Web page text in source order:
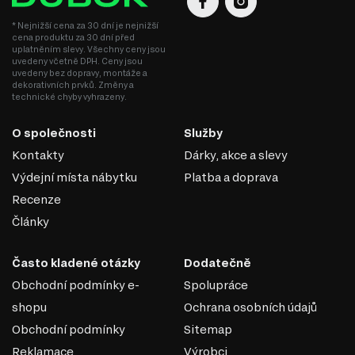
MODERNÍ STYL
Moderní styl nábytku přináší do vašeho interiéru svěží a
nadčasový vzhled, který okouzlí každého návštěvníka.
Tento filtr vám pomůže najít kousky, které jsou nejen
esteticky přitažlivé, ale také funkční a praktické. Zde jsou
hlavní výhody moderního stylu:
a jednoduchými tvary, což přispívá k elegantnímu a vzdušnému
Univerzálnost. Moderní kousky snadno kombinujete s různými
dekoracemi a styly, což vám umožní vytvořit harmonický interiér.
Funkčnost. Moderní nábytek často nabízí inovativní řešení a
multifunkční prvky, které šetří místo a zvyšují komfort.
Trendy materiály. Využití kvalitních materiálů jako je sklo, kov nebo
* Nejnižší cena za 30 dní je nejnižší
cena produktu za 30 dní před
uplatněním slevy. Všechny ceny jsou
uvedeny včetně DPH. Ceny jsou
uvedeny bez dopravy, montáže a
dekorativních prvků. Změny a
technické chyby vyhrazeny.
O společnosti
Kontakty
Výdejní místa nábytku
Recenze
Články
Služby
Dárky, akce a slevy
Platba a doprava
Často kladené otázky
Obchodní podmínky e-
shopu
Obchodní podmínky
Reklamace
Dodatečně
Spolupráce
Ochrana osobních údajů
Sitemap
Výrobci